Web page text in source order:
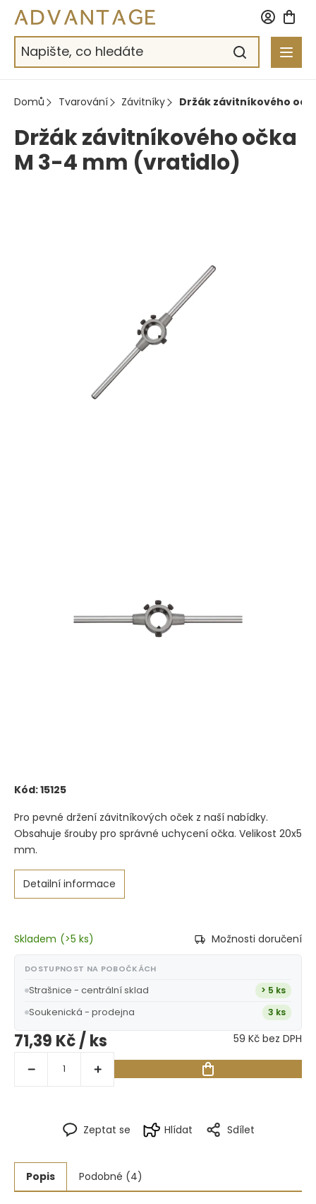
Přejít
obsah
Domů Tvarování Závitníky Držák závitníkového
Držák závitníkového očka
M 3-4 mm (vratidlo)
Kód:15125
Pro pevné držení závitníkových oček z naší nabídky.
Obsahuje šrouby pro správné uchycení očka. Velikost 20x5
mm.
Detailní informace
Zeptat se Hlídat Sdílet
Skladem (>5 ks) Možnosti doručení
DOSTUPNOST NA POBOČKÁCH
Strašnice - centrální sklad > 5 ks
Soukenická - prodejna 3 ks
71,39 Kč/ ks 59 Kč bez DPH
Popis Podobné (4)